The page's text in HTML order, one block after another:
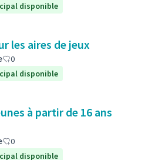
disponible
les aires de jeux
0
disponible
à partir de 16 ans
0
disponible